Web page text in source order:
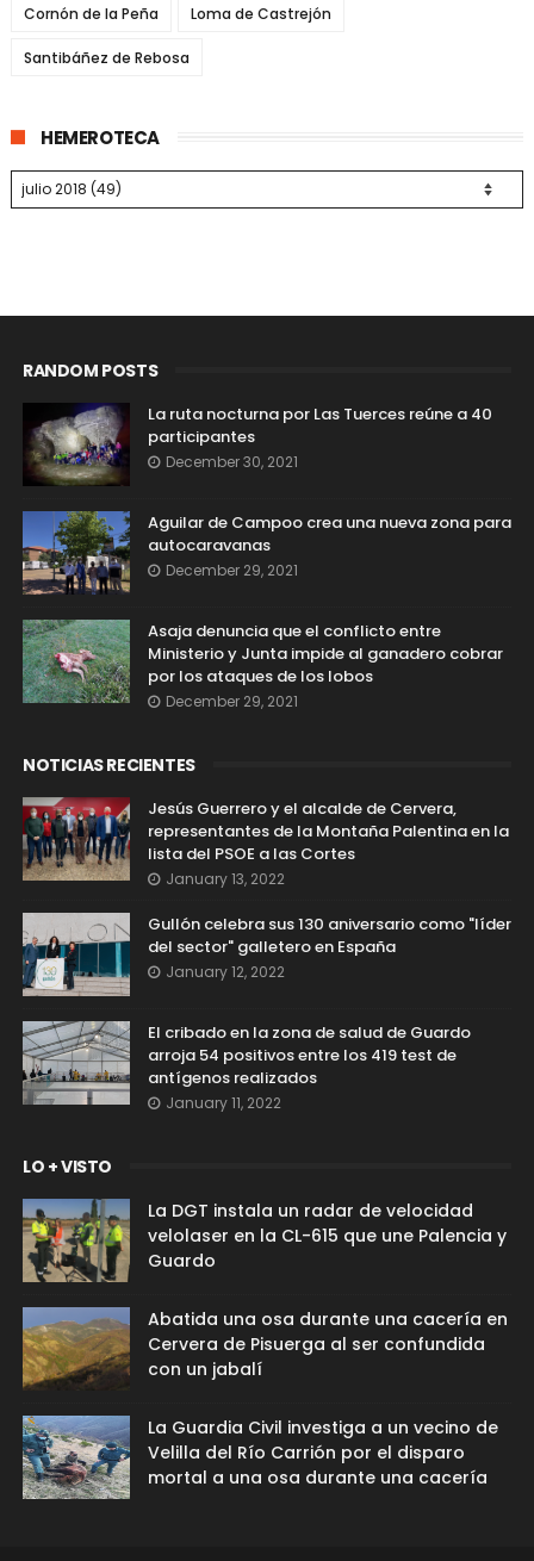
Cornón de la Peña Loma de Castrejón
Santibáñez de Rebosa
HEMEROTECA
RANDOM POSTS
La ruta nocturna por Las Tuerces reúne a 40
participantes
December 30, 2021
Aguilar de Campoo crea una nueva zona para
autocaravanas
December 29, 2021
Asaja denuncia que el conflicto entre
Ministerio y Junta impide al ganadero cobrar
por los ataques de los lobos
December 29, 2021
NOTICIAS RECIENTES
Jesús Guerrero y el alcalde de Cervera,
representantes de la Montaña Palentina en la
lista del PSOE a las Cortes
January 13, 2022
Gullón celebra sus 130 aniversario como "líder
del sector" galletero en España
January 12, 2022
El cribado en la zona de salud de Guardo
arroja 54 positivos entre los 419 test de
antígenos realizados
January 11, 2022
LO + VISTO
La DGT instala un radar de velocidad
velolaser en la CL-615 que une Palencia y
Guardo
Abatida una osa durante una cacería en
Cervera de Pisuerga al ser confundida
con un jabalí
La Guardia Civil investiga a un vecino de
Velilla del Río Carrión por el disparo
mortal a una osa durante una cacería